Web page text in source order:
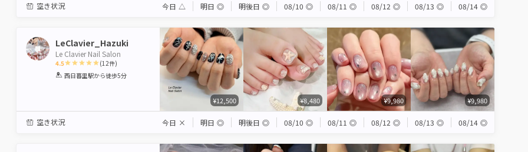
空き状況 今日 △ 明日 ◎ 明後日 ◎ 08/10 ◎ 08/11 ◎ 08/12 ◎ 08/13 ◎ 08/14 ◎
LeClavier_Hazuki
Le Clavier Nail Salon
4.5
1 2 3 4 5
(12件)
西日暮里駅から徒歩5分
¥12,500 ¥8,480 ¥9,980 ¥9,980
空き状況 今日 × 明日 ◎ 明後日 ◎ 08/10 ◎ 08/11 ◎ 08/12 ◎ 08/13 ◎ 08/14 ◎